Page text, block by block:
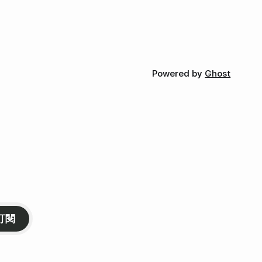
Powered by Ghost
閱